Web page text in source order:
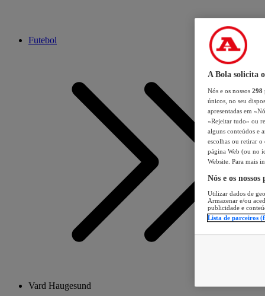
Futebol
Vard Haugesund
A Bola solicita
Nós e os nossos 298
únicos, no seu
apresentadas em
«Rejeitar tudo» ou
alguns conteúdos e
escolhas ou retirar
página Web (ou no
Website. Para mais
Nós e os
Utilizar dados de
Armazenar e/ou
publicidade e
Lista de parceiros